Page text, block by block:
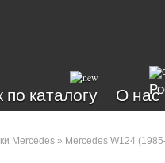
по каталогу О нас
Mercedes » Mercedes W124